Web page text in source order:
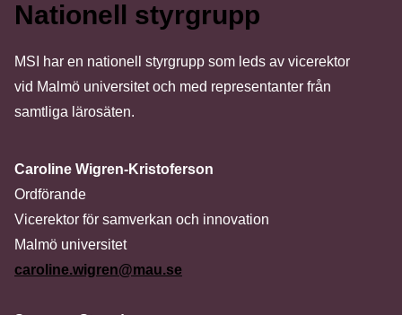
Nationell styrgrupp
MSI har en nationell styrgrupp som leds av vicerektor
vid Malmö universitet och med representanter från
samtliga lärosäten.
Caroline Wigren-Kristoferson
Ordförande
Vicerektor för samverkan och innovation
Malmö universitet
caroline.wigren@mau.se